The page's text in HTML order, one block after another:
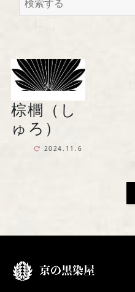
特定商取引法
事業者の皆様
棕櫚（し
ゅろ）
2024.11.6